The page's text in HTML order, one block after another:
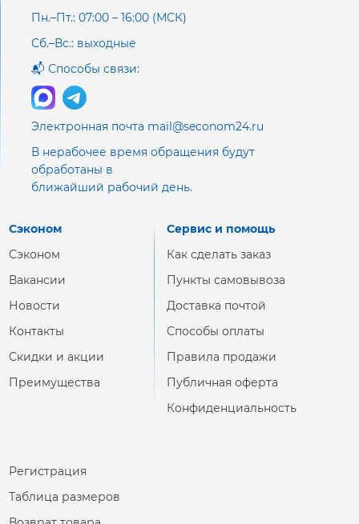
Пн.–Пт.: 07:00 – 16:00 (МСК)
Сб.–Вс.: выходные
📬 Способы связи:
Электронная почта mail@seconom24.ru
В нерабочее время обращения будут
обработаны в
ближайший рабочий день.
Сэконом
Сэконом
Вакансии
Новости
Контакты
Скидки и акции
Преимущества
Сервис и помощь
Как сделать заказ
Пункты самовывоза
Доставка почтой
Способы оплаты
Правила продажи
Публичная оферта
Конфиденциальность
Регистрация
Таблица размеров